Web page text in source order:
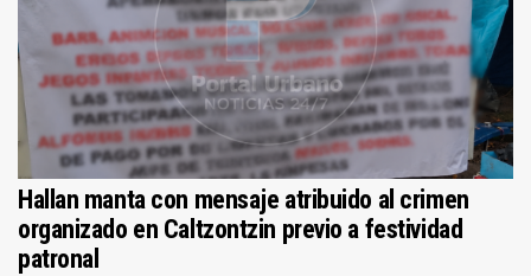
Hallan manta con mensaje atribuido al crimen
organizado en Caltzontzin previo a festividad
patronal